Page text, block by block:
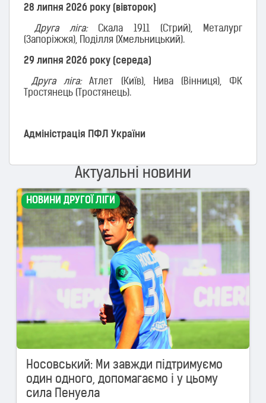
28 липня 2026 року (вівторок)
Друга ліга:Скала 1911 (Стрий), Металург
(Запоріжжя), Поділля (Хмельницький).
29 липня 2026 року (середа)
Друга ліга:Атлет (Київ), Нива (Вінниця), ФК
Тростянець (Тростянець).
Адміністрація ПФЛ України
Актуальні новини
НОВИНИ ДРУГОЇ ЛІГИ
Носовський: Ми завжди підтримуємо
один одного, допомагаємо і у цьому
сила Пенуела